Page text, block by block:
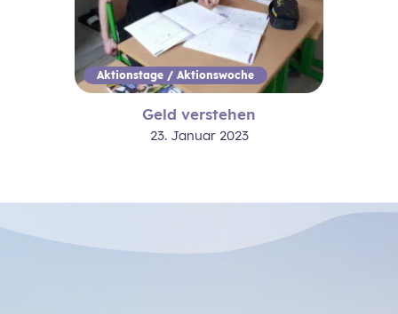
Aktionstage / Aktionswoche
Geld verstehen
23. Januar 2023